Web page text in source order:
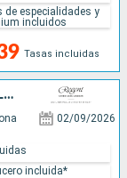
Tasas incluidas
de especialidades y
incluidos
ESPAÑA, ITALIA, MALTA, CROACIA, ESLOVENIA
02/09/2026
incluida*